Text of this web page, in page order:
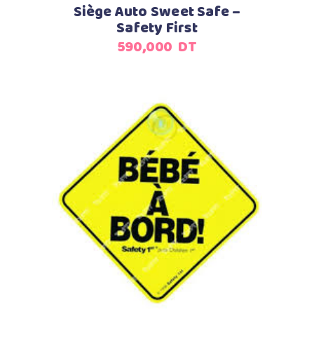
Siège Auto Sweet Safe –
Safety First
590,000 DT
Ajouter au panier